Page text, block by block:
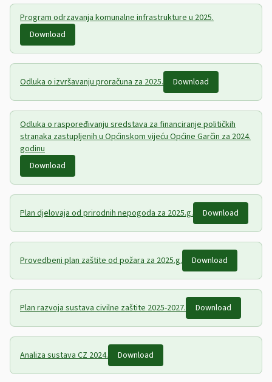
Program odrzavanja komunalne infrastrukture u 2025.
Download
Odluka o izvršavanju proračuna za 2025. Download
Odluka o raspoređivanju sredstava za financiranje političkih
stranaka zastupljenih u Općinskom vijeću Općine Garčin za 2024.
godinu
Download
Plan djelovaja od prirodnih nepogoda za 2025.g. Download
Provedbeni plan zaštite od požara za 2025.g. Download
Plan razvoja sustava civilne zaštite 2025-2027. Download
Analiza sustava CZ 2024. Download